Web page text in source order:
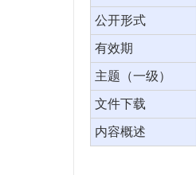
公开形式
有效期
主题（一级）
文件下载
内容概述